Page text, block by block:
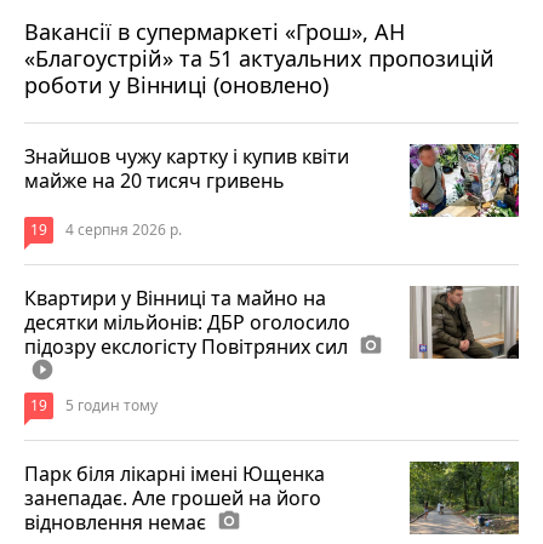
Вакансії в супермаркеті «Грош», АН
«Благоустрій» та 51 актуальних пропозицій
роботи у Вінниці (оновлено)
4 серпня 2026 р.
Знайшов чужу картку і купив квіти
майже на 20 тисяч гривень
19 4 серпня 2026 р.
Квартири у Вінниці та майно на
десятки мільйонів: ДБР оголосило
підозру екслогісту Повітряних сил photo_camera
play_circle_filled
19 5 годин тому
Парк біля лікарні імені Ющенка
занепадає. Але грошей на його
відновлення немає photo_camera